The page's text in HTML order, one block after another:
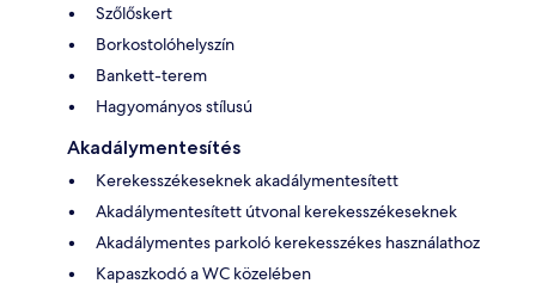
Szőlőskert
Borkostolóhelyszín
Bankett-terem
Hagyományos stílusú
Akadálymentesítés
Kerekesszékeseknek akadálymentesített
Akadálymentesített útvonal kerekesszékeseknek
Akadálymentes parkoló kerekesszékes használathoz
Kapaszkodó a WC közelében